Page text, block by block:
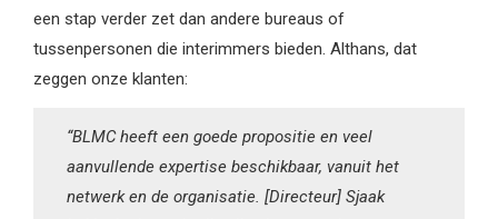
een stap verder zet dan andere bureaus of
tussenpersonen die interimmers bieden. Althans, dat
zeggen onze klanten:
“BLMC heeft een goede propositie en veel
aanvullende expertise beschikbaar, vanuit het
netwerk en de organisatie. [Directeur] Sjaak